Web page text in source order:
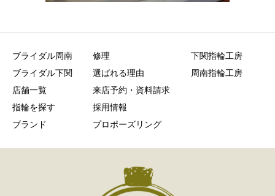
ブライダル周南
ブライダル下関
店舗一覧
指輪を探す
ブランド
修理
選ばれる理由
来店予約・資料請求
採用情報
プロポーズリング
下関指輪工房
周南指輪工房